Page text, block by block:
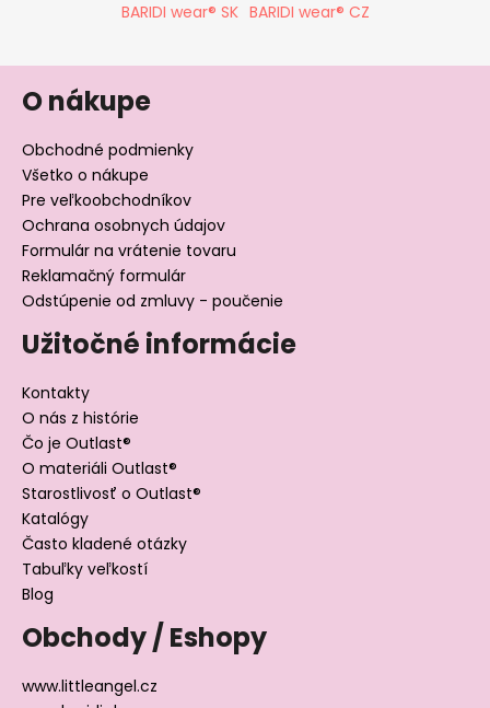
BARIDI wear® SK BARIDI wear® CZ
O nákupe
Obchodné podmienky
Všetko o nákupe
Pre veľkoobchodníkov
Ochrana osobnych údajov
Formulár na vrátenie tovaru
Reklamačný formulár
Odstúpenie od zmluvy - poučenie
Užitočné informácie
Kontakty
O nás z histórie
Čo je Outlast®
O materiáli Outlast®
Starostlivosť o Outlast®
Katalógy
Často kladené otázky
Tabuľky veľkostí
Blog
Obchody / Eshopy
www.littleangel.cz